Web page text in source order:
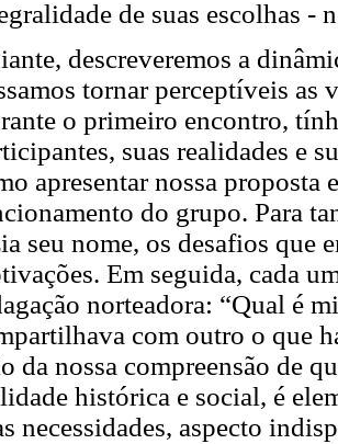
de suas escolhas -
descreveremos a
tornar perceptíveis
o primeiro encontro,
suas realidades e
apresentar nossa proposta
do grupo. Para
seu nome, os desafios que
Em seguida, cada
norteadora: “Qual é
com outro o que
da nossa compreensão de
histórica e social, é
necessidades, aspecto